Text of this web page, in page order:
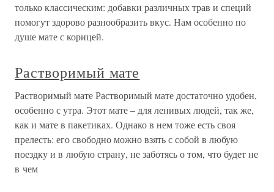
только классическим: добавки различных трав и специй
помогут здорово разнообразить вкус. Нам особенно по
душе мате с корицей.
Растворимый мате
Растворимый мате Растворимый мате достаточно удобен,
особенно с утра. Этот мате – для ленивых людей, так же,
как и мате в пакетиках. Однако в нем тоже есть своя
прелесть: его свободно можно взять с собой в любую
поездку и в любую страну, не заботясь о том, что будет не
в чем